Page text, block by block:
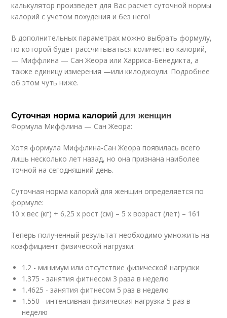
калькулятор произведет для Вас расчет суточной нормы
калорий с учетом похудения и без него!
В дополнительных параметрах можно выбрать формулу,
по которой будет рассчитываться количество калорий,
— Миффлина — Сан Жеора или Харриса-Бенедикта, а
также единицу измерения —или килоджоули. Подробнее
об этом чуть ниже.
Суточная норма калорий для женщин
Формула Миффлина — Сан Жеора:
Хотя формула Миффлина-Сан Жеора появилась всего
лишь несколько лет назад, но она признана наиболее
точной на сегодняшний день.
Суточная норма калорий для женщин определяется по
формуле:
10 х вес (кг) + 6,25 х рост (см) – 5 х возраст (лет) – 161
Теперь полученный результат необходимо умножить на
коэффициент физической нагрузки:
1.2 - минимум или отсутствие физической нагрузки
1.375 - занятия фитнесом 3 раза в неделю
1.4625 - занятия фитнесом 5 раз в неделю
1.550 - интенсивная физическая нагрузка 5 раз в
неделю